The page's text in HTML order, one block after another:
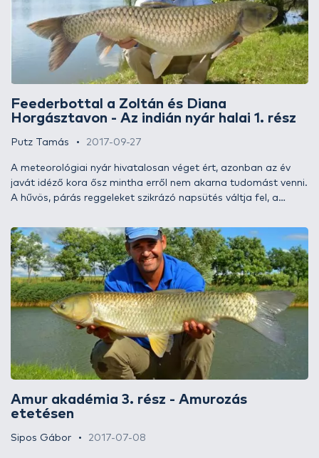
tartogatott az éjszaka, kövessétek figyelemmel a mai rész
izgalmait is!
Feederbottal a Zoltán és Diana
Horgásztavon - Az indián nyár halai 1. rész
Putz Tamás 2017-09-27
A meteorológiai nyár hivatalosan véget ért, azonban az év
javát idéző kora ősz mintha erről nem akarna tudomást venni.
A hűvös, párás reggeleket szikrázó napsütés váltja fel, a
meleg, alatta pedig még bőszen pezseg az élet. Mindössze a
nappalok egyre fogyatkozó órái és a fák koronájának lágy
pasztellbe fordulása sejteti, közeleg az ősz! Csodálatos érzés
ebbe a közegbe belelopni saját kis életünk néhány
emlékezetes pillanatát és hagyni érzékeinket, hogy élvezzék a
természet látványos változásait. A naptárban ugyan
lapoztunk, a halak viszont erről semmit sem tudnak, ezért
igyekeztem kihasználni az időjárás biztosította kedvező
Amur akadémia 3. rész - Amurozás
etetésen
Sipos Gábor 2017-07-08